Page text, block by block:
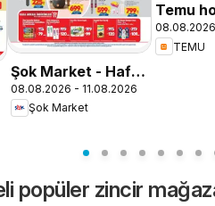
Şok Market - Hafta
sonu fırsatları
08.08.2026 - 11.08.2026
Şok Market
Temu
Turkey
TEMU
popüler zincir